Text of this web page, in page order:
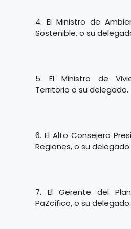
4. El Ministro de
Sostenible, o su
5. El Ministro de
Territorio o su delegado.
6. El Alto Consejero
Regiones, o su delegado.
7. El Gerente del
PaZcífico, o su delegado.